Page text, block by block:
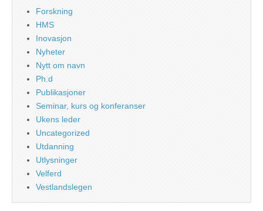
Forskning
HMS
Inovasjon
Nyheter
Nytt om navn
Ph.d
Publikasjoner
Seminar, kurs og konferanser
Ukens leder
Uncategorized
Utdanning
Utlysninger
Velferd
Vestlandslegen